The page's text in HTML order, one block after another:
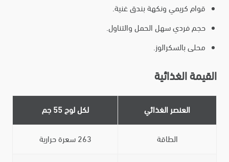
قوام كريمي ونكهة بندق غنية.
حجم فردي سهل الحمل والتناول.
محلى بالسكرالوز.
القيمة الغذائية
العنصر الغذائي لكل لوح 55 جم
الطاقة 263 سعرة حرارية